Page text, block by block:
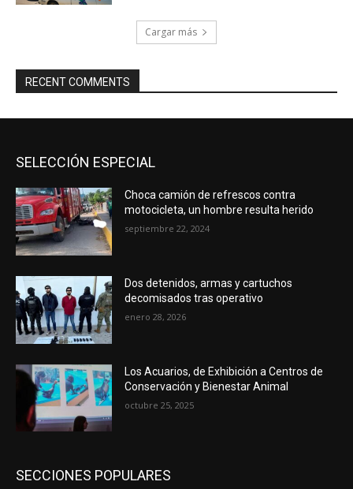
Cargar más
RECENT COMMENTS
SELECCIÓN ESPECIAL
Choca camión de refrescos contra
motocicleta, un hombre resulta herido
septiembre 22, 2024
Dos detenidos, armas y cartuchos
decomisados tras operativo
enero 28, 2026
Los Acuarios, de Exhibición a Centros de
Conservación y Bienestar Animal
octubre 25, 2025
SECCIONES POPULARES